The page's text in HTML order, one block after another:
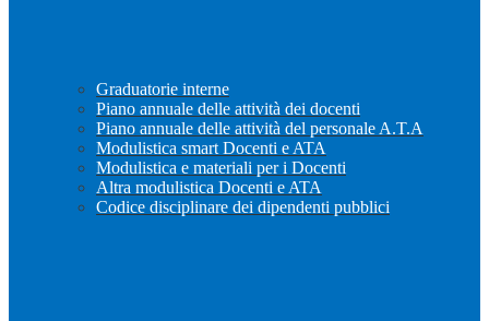
Graduatorie interne
Piano annuale delle attività dei docenti
Piano annuale delle attività del personale A.T.A
Modulistica smart Docenti e ATA
Modulistica e materiali per i Docenti
Altra modulistica Docenti e ATA
Codice disciplinare dei dipendenti pubblici